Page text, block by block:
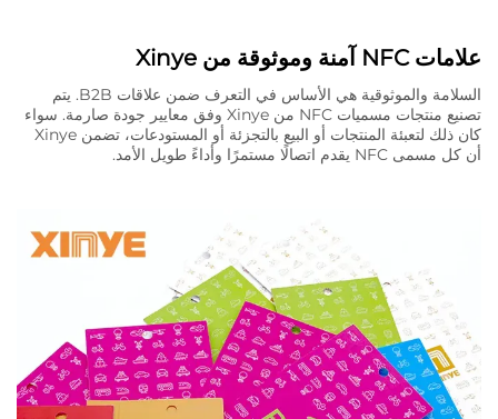
علامات NFC آمنة وموثوقة من Xinye
السلامة والموثوقية هي الأساس في التعرف ضمن علاقات B2B. يتم
تصنيع منتجات مسميات NFC من Xinye وفق معايير جودة صارمة. سواء
كان ذلك لتعبئة المنتجات أو البيع بالتجزئة أو المستودعات، تضمن Xinye
أن كل مسمى NFC يقدم اتصالًا مستمرًا وأداءً طويل الأمد.